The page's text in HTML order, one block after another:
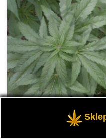
Podczas uprawy konopi
potrzebują rośliny na każdym
Zrozumienie, które składniki
ogromną przewagę, jeśli
kwiatów z najwyższej półki.
rośliny wykorzystują